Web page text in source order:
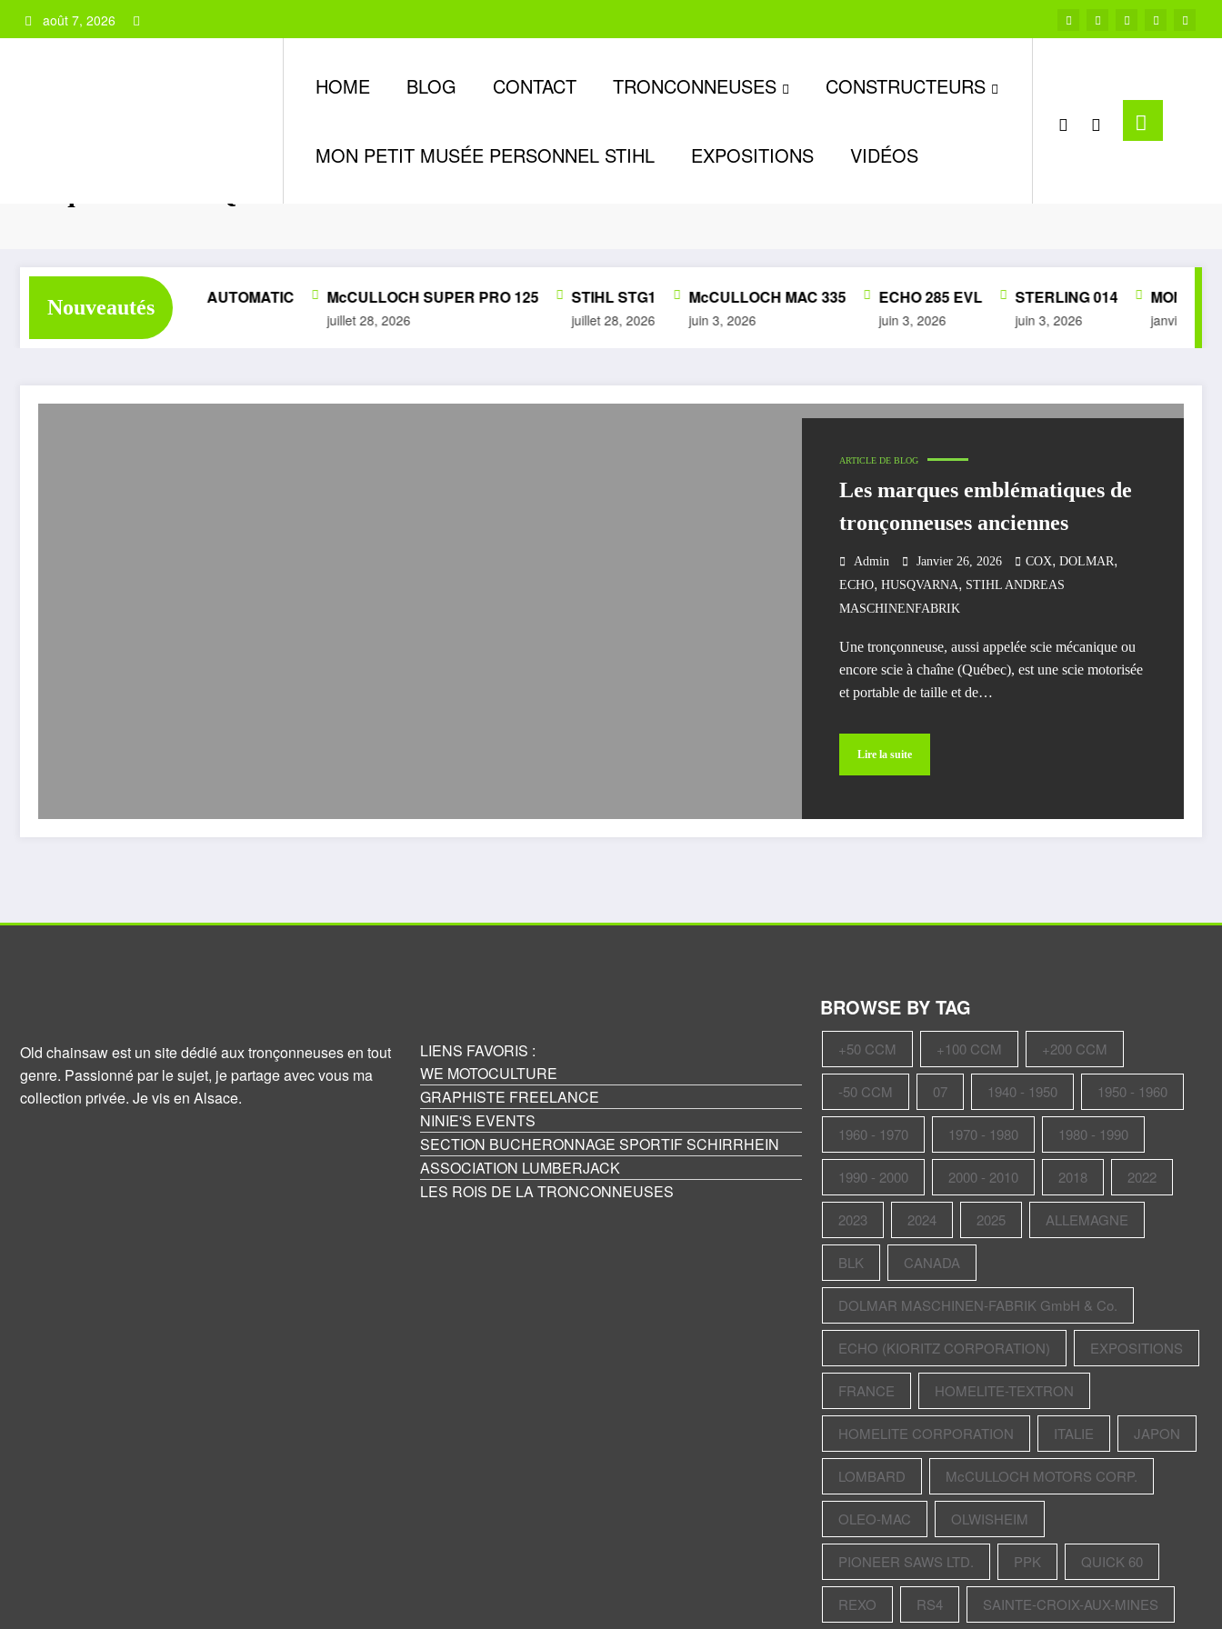
au
août 7, 2026
HOME BLOG CONTACT TRONCONNEUSES CONSTRUCTEURS
MON PETIT MUSÉE PERSONNEL STIHL EXPOSITIONS VIDÉOS
Nouveautés
HOMÉLITE SUPER 1050 AUTOMATIC
juillet 28, 2026
McCULLOCH SUPER PRO 125
juillet 28, 2026
STIHL STG1
juillet 28, 2026
McCULLOCH MAC 335
juin 3, 2026
ECHO 285 EVL
juin 3, 2026
STERLING 014
juin 3, 2026
MON
janvier 28,
ARTICLE DE BLOG
Les marques emblématiques de
tronçonneuses anciennes
Admin Janvier 26, 2026 COX, DOLMAR,
ECHO, HUSQVARNA, STIHL ANDREAS
MASCHINENFABRIK
Une tronçonneuse, aussi appelée scie mécanique ou
encore scie à chaîne (Québec), est une scie motorisée
et portable de taille et de…
Lire la suite
Old chainsaw est un site dédié aux tronçonneuses en tout
genre. Passionné par le sujet, je partage avec vous ma
collection privée. Je vis en Alsace.
LIENS FAVORIS :
WE MOTOCULTURE
GRAPHISTE FREELANCE
NINIE'S EVENTS
SECTION BUCHERONNAGE SPORTIF SCHIRRHEIN
ASSOCIATION LUMBERJACK
LES ROIS DE LA TRONCONNEUSES
BROWSE BY TAG
+50 CCM +100 CCM +200 CCM
-50 CCM 07 1940 - 1950 1950 - 1960
1960 - 1970 1970 - 1980 1980 - 1990
1990 - 2000 2000 - 2010 2018 2022
2023 2024 2025 ALLEMAGNE
BLK CANADA
DOLMAR MASCHINEN-FABRIK GmbH & Co.
ECHO (KIORITZ CORPORATION) EXPOSITIONS
FRANCE HOMELITE-TEXTRON
HOMELITE CORPORATION ITALIE JAPON
LOMBARD McCULLOCH MOTORS CORP.
OLEO-MAC OLWISHEIM
PIONEER SAWS LTD. PPK QUICK 60
REXO RS4 SAINTE-CROIX-AUX-MINES